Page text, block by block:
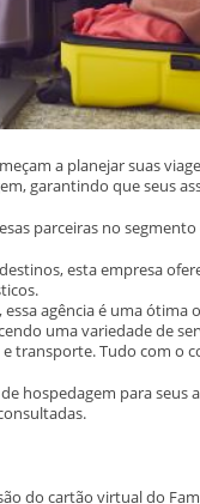
a planejar suas
garantindo que seus
parceiras no
esta empresa
essa agência é uma ótima
uma variedade de
transporte. Tudo com
hospedagem para
do cartão virtual do